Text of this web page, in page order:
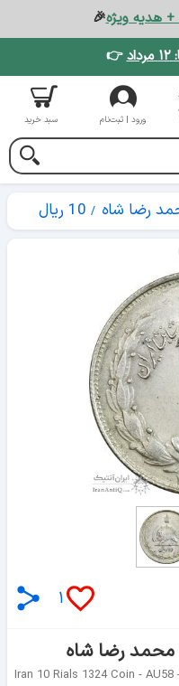
+ هدیه ویژه🎉
👉
ورود | ثبت‌نام سبد خرید
رضا شاه 10 ریال
۱
Iran 10 Rials 1324 Coin -